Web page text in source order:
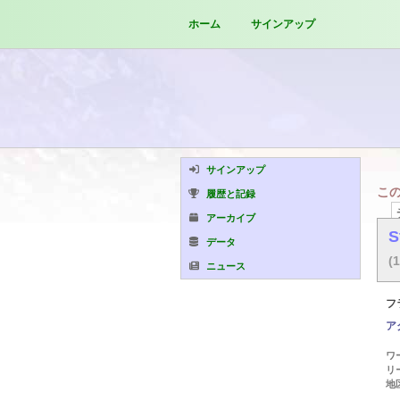
ホーム サインアップ
サインアップ
履歴と記録
アーカイブ
データ
ニュース
こ
フ
ア
ワ
リ
地